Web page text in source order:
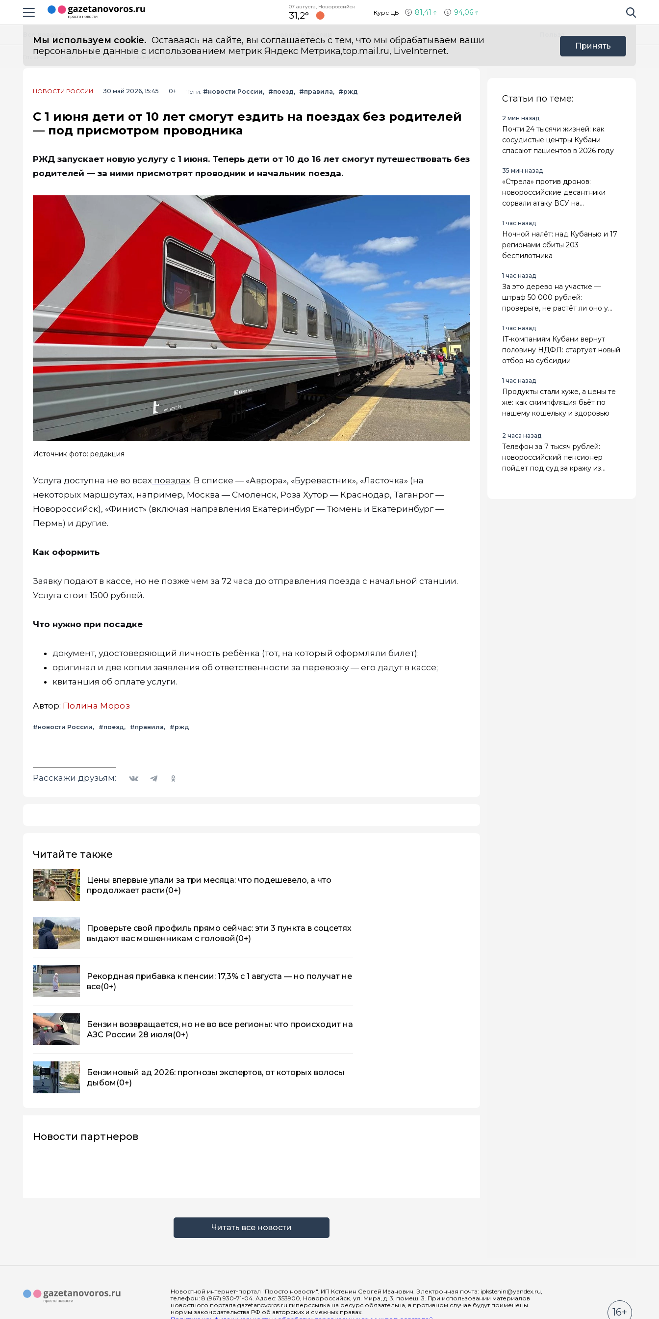
Навигация сайта
07 августа, Новороссийск
31,2° Курс ЦБ 81,41 94,06 Поиск по
Мы используем cookie. Оставаясь на сайте, вы соглашаетесь с тем, что мы обрабатываем ваши
персональные данные с использованием метрик Яндекс Метрика,top.mail.ru, LiveInternet.
Принять
Польза
Главная Лента новостей С 1 июня дети от 10 лет смогут ездить на поездах без родителей — под присмотром проводника
НОВОСТИ РОССИИ 30 май 2026, 15:45 0+ Теги: #новости России #поезд #правила #ржд
С 1 июня дети от 10 лет смогут ездить на поездах без родителей
— под присмотром проводника
РЖД запускает новую услугу с 1 июня. Теперь дети от 10 до 16 лет смогут путешествовать без
родителей — за ними присмотрят проводник и начальник поезда.
Источник фото: редакция
Услуга доступна не во всех поездах. В списке — «Аврора», «Буревестник», «Ласточка» (на
некоторых маршрутах, например, Москва — Смоленск, Роза Хутор — Краснодар, Таганрог —
Новороссийск), «Финист» (включая направления Екатеринбург — Тюмень и Екатеринбург —
Пермь) и другие.
Как оформить
Заявку подают в кассе, но не позже чем за 72 часа до отправления поезда с начальной станции.
Услуга стоит 1500 рублей.
Что нужно при посадке
документ, удостоверяющий личность ребёнка (тот, на который оформляли билет);
оригинал и две копии заявления об ответственности за перевозку — его дадут в кассе;
квитанция об оплате услуги.
Автор: Полина Мороз
#новости России #поезд #правила #ржд
Расскажи друзьям:
Читайте также
Цены впервые упали за три месяца: что подешевело, а что
продолжает расти (0+)
Проверьте свой профиль прямо сейчас: эти 3 пункта в соцсетях
выдают вас мошенникам с головой (0+)
Рекордная прибавка к пенсии: 17,3% с 1 августа — но получат не
все(0+)
Бензин возвращается, но не во все регионы: что происходит на
АЗС России 28 июля(0+)
Бензиновый ад 2026: прогнозы экспертов, от которых волосы
дыбом (0+)
Новости партнеров
Читать все новости
Статьи по теме:
2 мин назад
Почти 24 тысячи жизней: как
сосудистые центры Кубани
спасают пациентов в 2026 году
35 мин назад
«Стрела» против дронов:
новороссийские десантники
сорвали атаку ВСУ на
1 час назад
Ночной налёт: над Кубанью и 17
регионами сбиты 203
беспилотника
1 час назад
За это дерево на участке —
штраф 50 000 рублей:
проверьте, не растёт ли оно у
1 час назад
IT-компаниям Кубани вернут
половину НДФЛ: стартует новый
отбор на субсидии
1 час назад
Продукты стали хуже, а цены те
же: как скимпфляция бьёт по
нашему кошельку и здоровью
2 часа назад
Телефон за 7 тысяч рублей:
новороссийский пенсионер
пойдет под суд за кражу из
Новостной интернет-портал "Просто новости". ИП Кстенин Сергей Иванович. Электронная почта: ipkstenin@yandex.ru,
телефон: 8 (967) 930-71-04. Адрес: 353900, Новороссийск, ул. Мира, д. 3, помещ. 3. При использовании материалов
новостного портала gazetanovoros.ru гиперссылка на ресурс обязательна, в противном случае будут применены
нормы законодательства РФ об авторских и смежных правах.
16+